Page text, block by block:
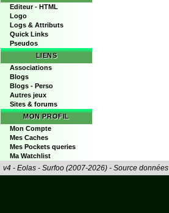
Editeur - HTML
Logo
Logs & Attributs
Quick Links
Pseudos
LIENS
Associations
Blogs
Blogs - Perso
Autres jeux
Sites & forums
MON PROFIL
Mon Compte
Mes Caches
Mes Pockets queries
Ma Watchlist
v4 - Eolas - Surfoo (2007-2026) - Source données